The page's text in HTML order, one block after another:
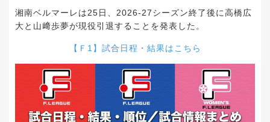
湘南ベルマーレは25日、2026-27シーズン終了後に高橋広
大と山﨑歩夢が現役引退することを発表した。
【 Ｆ1 】試合日程・結果はこちら